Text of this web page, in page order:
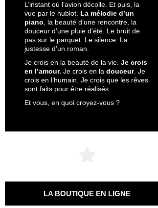
L’instant où l’avion décolle. Et puis, la
vue par le hublot. La mélodie d’un
piano , la beauté d’une rencontre, la
douceur d’une pluie d’été. Le bruit de
pas sur le parquet. Le silence. La
justesse d’un roman.
Je crois en la beauté de la vie. Je crois
en l’amour. Je crois en la douceur. Je
crois en l’humain. Je crois que les rêves
sont faits pour être réalisés.
Et vous, en quoi croyez-vous ?
LA BOUTIQUE EN LIGNE